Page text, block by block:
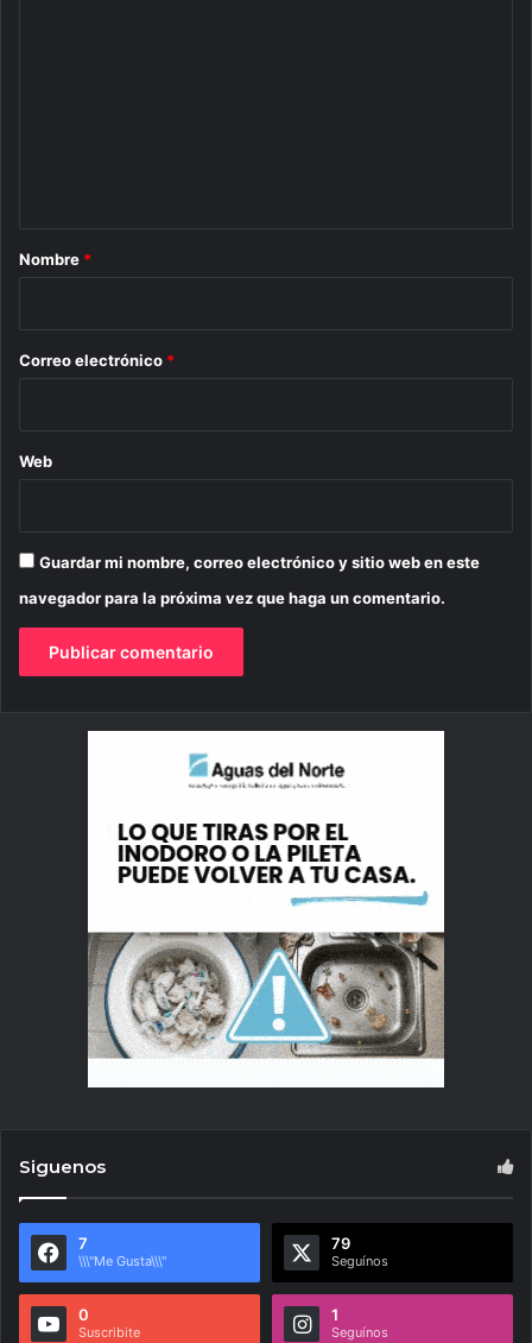
r
*
Nombre *
Correo electrónico *
Web
Guardar mi nombre, correo electrónico y sitio web en este
navegador para la próxima vez que haga un comentario.
Siguenos
7
\\\"Me Gusta\\\"
79
Seguínos
0
Suscribite
1
Seguínos